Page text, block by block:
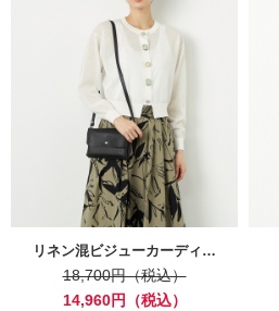
リネン混ビジューカーディ…
18,700円（税込）
14,960円（税込）